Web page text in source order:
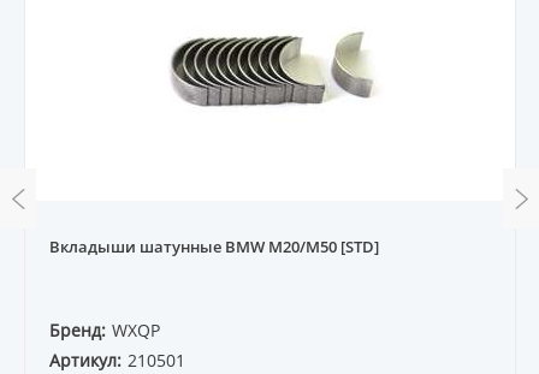
Вкладыши шатунные BMW M20/M50 [STD]
Бренд: WXQP
Артикул: 210501